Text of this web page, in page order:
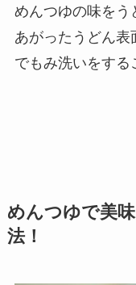
めんつゆの味をう
あがったうどん表
でもみ洗いをする
めんつゆで美
法！